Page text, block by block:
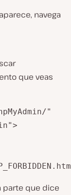
navega
que veas
"
parte que dice